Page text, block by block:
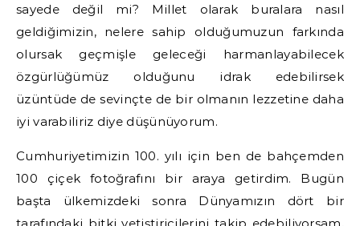
sayede değil mi? Millet olarak buralara nasıl
geldiğimizin, nelere sahip olduğumuzun farkında
olursak geçmişle geleceği harmanlayabilecek
özgürlüğümüz olduğunu idrak edebilirsek
üzüntüde de sevinçte de bir olmanın lezzetine daha
iyi varabiliriz diye düşünüyorum.
Cumhuriyetimizin 100. yılı için ben de bahçemden
100 çiçek fotoğrafını bir araya getirdim. Bugün
başta ülkemizdeki sonra Dünyamızın dört bir
tarafındaki bitki yetiştiricilerini takip edebiliyorsam,